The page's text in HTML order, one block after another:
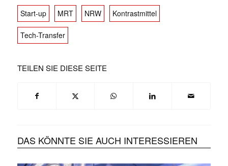
Start-up MRT NRW Kontrastmittel
Tech-Transfer
TEILEN SIE DIESE SEITE
DAS KÖNNTE SIE AUCH INTERESSIEREN